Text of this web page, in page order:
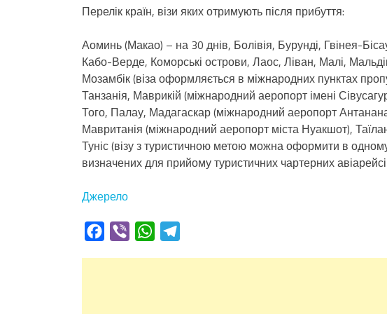
Перелік країн, візи яких отримують після прибуття:
Аоминь (Макао) – на 30 днів, Болівія, Бурунді, Гвінея-
Кабо-Верде, Коморські острови, Лаос, Ліван, Малі,
Мозамбік (віза оформляється в міжнародних пунктах
Танзанія, Маврикій (міжнародний аеропорт імені
Того, Палау, Мадагаскар (міжнародний аеропорт
Мавританія (міжнародний аеропорт міста Нуакшот),
Туніс (візу з туристичною метою можна оформити в
визначених для прийому туристичних чартерних
Джерело
Facebook
Viber WhatsApp